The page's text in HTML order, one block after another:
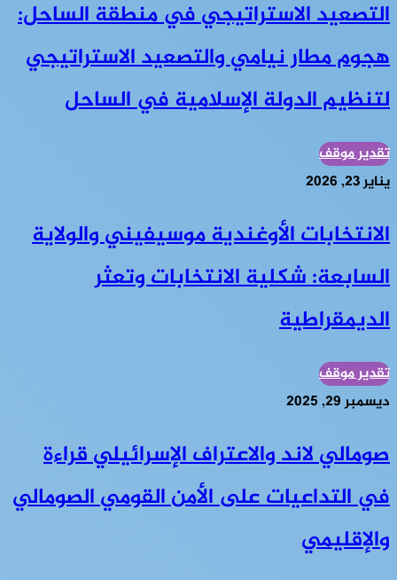
التصعيد الاستراتيجي في منطقة الساحل:
هجوم مطار نيامي والتصعيد الاستراتيجي
لتنظيم الدولة الإسلامية في الساحل
تقدير موقف
يناير 23, 2026
الانتخابات الأوغندية موسيفيني والولاية
السابعة: شكلية الانتخابات وتعثر
الديمقراطية
تقدير موقف
ديسمبر 29, 2025
صومالي لاند والاعتراف الإسرائيلي قراءة
في التداعيات على الأمن القومي الصومالي
والإقليمي